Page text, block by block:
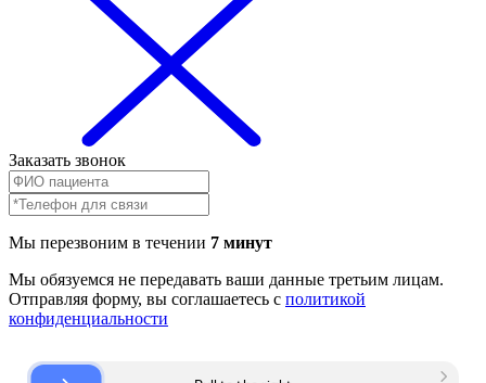
Заказать звонок
Мы перезвоним в течении 7 минут
Мы обязуемся не передавать ваши данные третьим лицам.
Отправляя форму, вы соглашаетесь с политикой
конфиденциальности